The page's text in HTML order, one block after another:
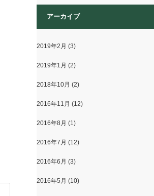
アーカイブ
2019年2月 (3)
2019年1月 (2)
2018年10月 (2)
2016年11月 (12)
2016年8月 (1)
2016年7月 (12)
2016年6月 (3)
2016年5月 (10)